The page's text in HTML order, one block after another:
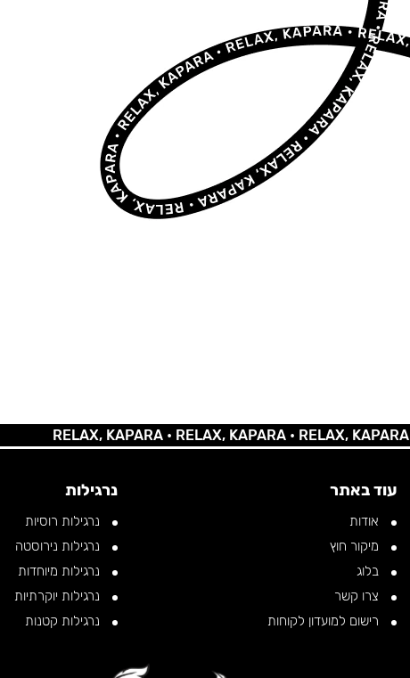
RELAX, KAPARA •RELAX, KAPARA •RELAX, KAPARA •
עוד באתר
אודות
מיקור חוץ
בלוג
צרו קשר
רישום למועדון לקוחות
נרגילות
נרגילות רוסיות
נרגילות נירוסטה
נרגילות מיוחדות
נרגילות יוקרתיות
נרגילות קטנות